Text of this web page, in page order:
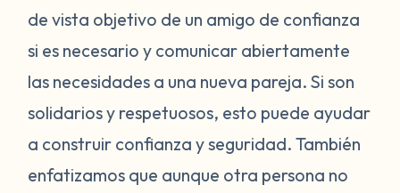
interact with does not fit into a box, and the
people you are in relationships with are all
different. The situation or person that has
made it hard for you to trust others does
not deserve a spot in your healthy,
supportive relationships. Give yourself
de vista objetivo de un amigo de confianza
si es necesario y comunicar abiertamente
las necesidades a una nueva pareja. Si son
solidarios y respetuosos, esto puede ayudar
a construir confianza y seguridad. También
enfatizamos que aunque otra persona no